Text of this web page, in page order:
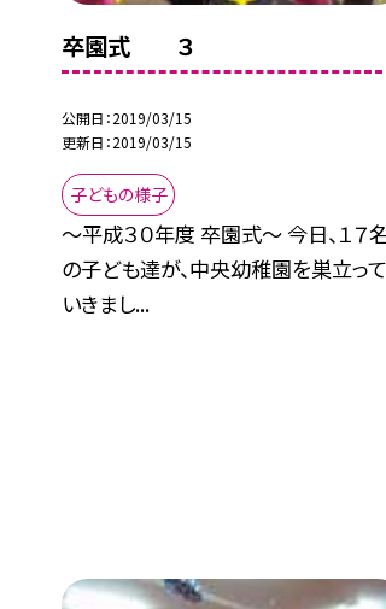
卒園式 ３
公開日 2019/03/15
更新日 2019/03/15
子どもの様子
〜平成３０年度 卒園式〜 今日、１７
の子ども達が、中央幼稚園を巣立って
いきまし...